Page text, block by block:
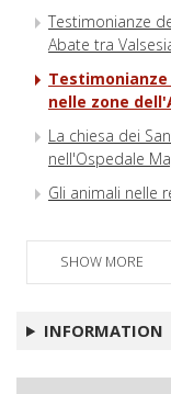
Testimonianze
Abate tra
nelle zone
La chiesa dei
nell'Ospedale
Gli animali nelle
e rinnovamento
SHOW MORE
INFORMATION